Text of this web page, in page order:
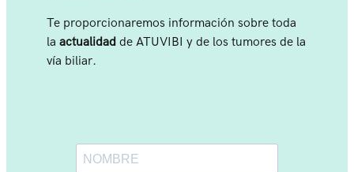
Te proporcionaremos información sobre toda
la actualidad de ATUVIBI y de los tumores de la
vía biliar.